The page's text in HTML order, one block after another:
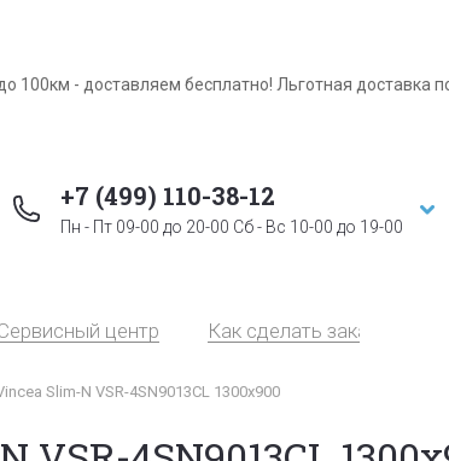
100км - доставляем бесплатно! Льготная доставка
+7 (499) 110-38-12
Пн - Пт 09-00 до 20-00 Сб - Вс 10-00 до 19-00
центр Как сделать заказ
Slim-N VSR-4SN9013CL 1300х900